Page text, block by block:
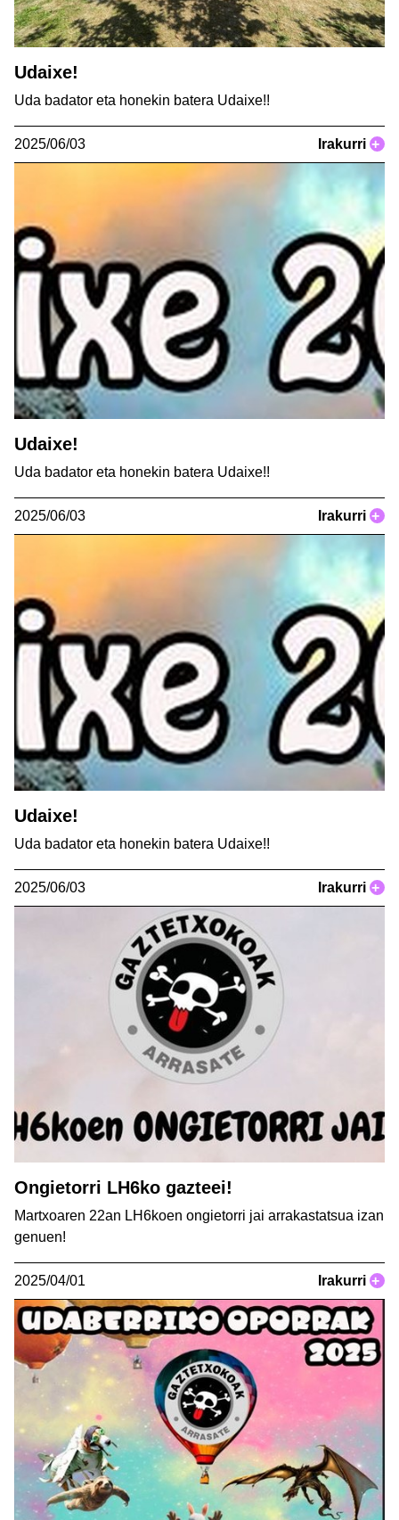
Udaixe!
Uda badator eta honekin batera Udaixe!!
2025/06/03 Irakurri +
Udaixe!
Uda badator eta honekin batera Udaixe!!
2025/06/03 Irakurri +
Udaixe!
Uda badator eta honekin batera Udaixe!!
2025/06/03 Irakurri +
Ongietorri LH6ko gazteei!
Martxoaren 22an LH6koen ongietorri jai arrakastatsua izan
genuen!
2025/04/01 Irakurri +